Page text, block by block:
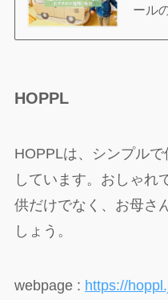
ール
HOPPL
HOPPLは、シンプル
しています。おしゃれ
供だけでなく、お母さ
しょう。
webpage : https://